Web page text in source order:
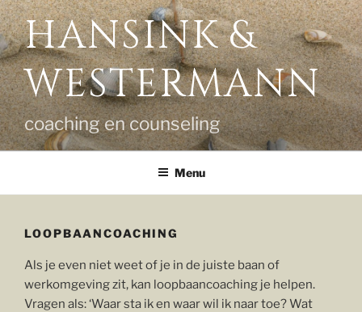
Ga
naar
de
inhoud
HANSINK &
WESTERMANN
coaching en counseling
Menu
LOOPBAANCOACHING
Als je even niet weet of je in de juiste baan of
werkomgeving zit, kan loopbaancoaching je helpen.
Vragen als: ‘Waar sta ik en waar wil ik naar toe? Wat